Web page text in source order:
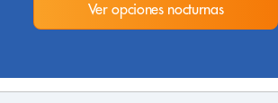
Ver opciones nocturnas